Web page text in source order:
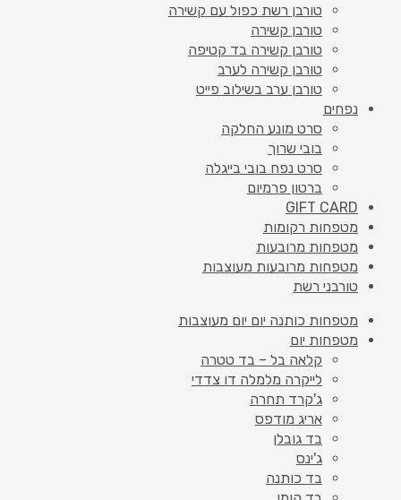
טורבן רשת כפול עם קשירה
טורבן קשירה
טורבן קשירה בד קטיפה
טורבן קשירה לערב
טורבן ערב בשילוב פייט
נפחים
סרט מונע החלקה
בובי שרוך
סרט נפח בובי בייגלה
ברטון פרמיום
GIFT CARD
מטפחות רקומות
מטפחות מרובעות
מטפחות מרובעות מעוצבות
טורבני רשת
מטפחות כותנה יום יום מעוצבות
מטפחות יום
קלאה בל – בד טטרה
לייקרה מלמלה דו צדדי
ג'קרד תחרה
אריג מודפס
בד גובלן
ג'ינס
בד כותנה